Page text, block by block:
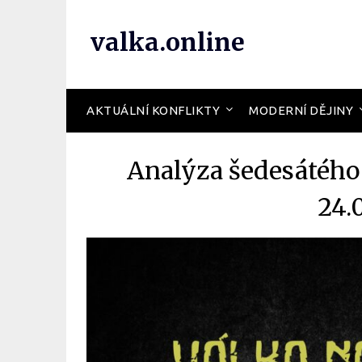
valka.online
AKTUÁLNÍ KONFLIKTY MODERNÍ DĚJINY
Analýza